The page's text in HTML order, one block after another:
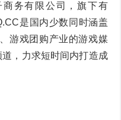
务有限公司，旗下有
是国内少数同时涵盖
游戏团购产业的游戏媒
，力求短时间内打造成